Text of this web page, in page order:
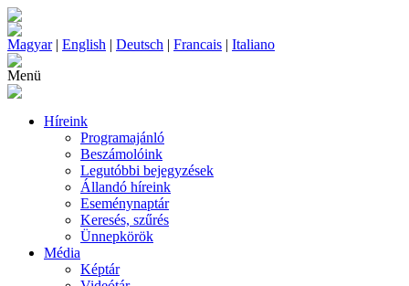
Magyar| English | Deutsch | Francais | Italiano
Menü
Híreink
Programajánló
Beszámolóink
Legutóbbi bejegyzések
Állandó híreink
Eseménynaptár
Keresés, szűrés
Ünnepkörök
Média
Képtár